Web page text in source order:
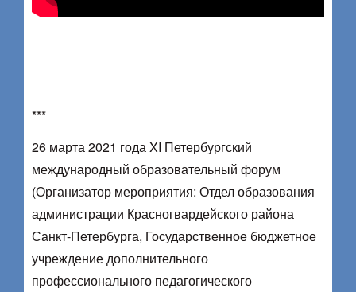
***
26 марта 2021 года XI Петербургский
международный образовательный форум
(Организатор мероприятия: Отдел образования
администрации Красногвардейского района
Санкт-Петербурга, Государственное бюджетное
учреждение дополнительного
профессионального педагогического